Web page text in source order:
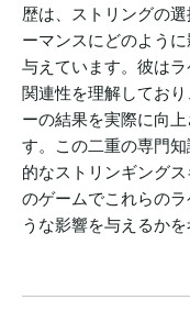
歴は、ストリングの
ーマンスにどのよう
与えています。彼は
関連性を理解してお
ーの結果を実際に向
す。この二重の専門
的なストリンギング
のゲームでこれらの
うな影響を与えるか